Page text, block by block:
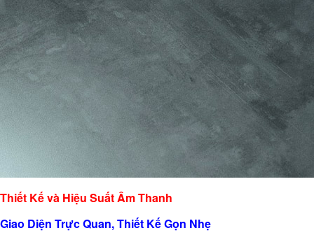
Thiết Kế và Hiệu Suất Âm Thanh
Giao Diện Trực Quan, Thiết Kế Gọn Nhẹ